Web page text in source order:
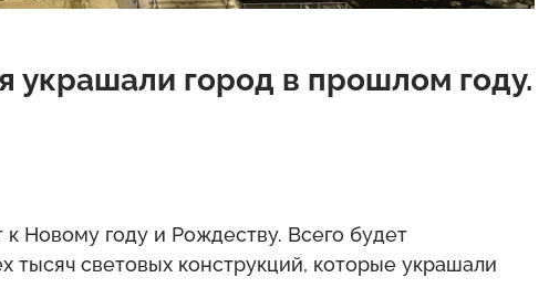
украшали город в прошлом году.
Новому году и Рождеству. Всего будет
тысяч световых конструкций, которые украшали